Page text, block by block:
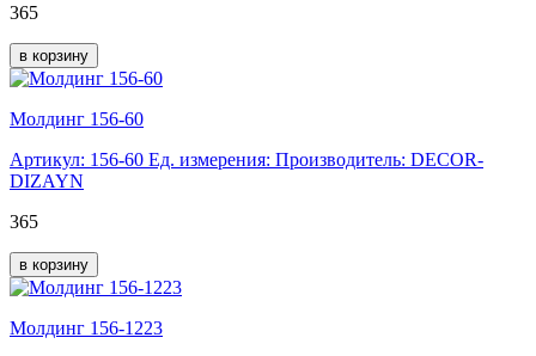
365
в корзину
Молдинг 156-60
Артикул: 156-60 Ед. измерения: Производитель: DECOR-
DIZAYN
365
в корзину
Молдинг 156-1223